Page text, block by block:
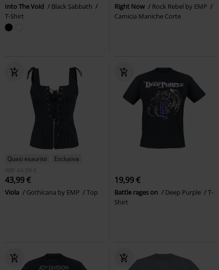
Into The Void
Black Sabbath
T-Shirt
Right Now
Rock Rebel by EMP
Camicia Maniche Corte
Quasi esaurito
Esclusiva
RRP
44,99 €
43,99 €
Viola Gothicana by EMP Top
19,99 €
Battle rages on Deep Purple
T-
Shirt